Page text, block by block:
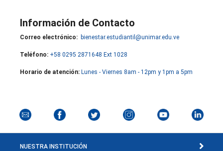
Información de Contacto
Correo electrónico: bienestar.estudiantil@unimar.edu.ve
Teléfono: +58 0295 2871648 Ext 1028
Horario de atención: Lunes - Viernes 8am - 12pm y 1pm a 5pm
NUESTRA INSTITUCIÓN